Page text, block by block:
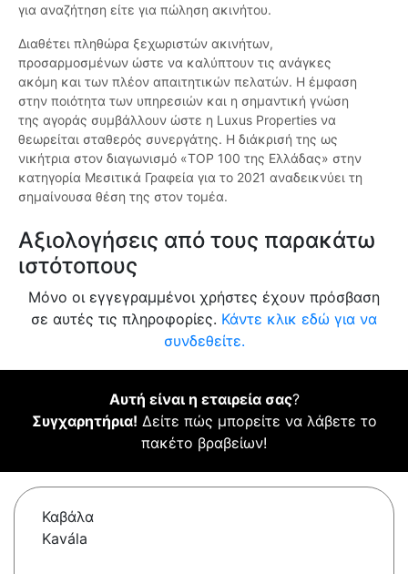
για αναζήτηση είτε για πώληση ακινήτου.
Διαθέτει πληθώρα ξεχωριστών ακινήτων,
προσαρμοσμένων ώστε να καλύπτουν τις ανάγκες
ακόμη και των πλέον απαιτητικών πελατών. Η έμφαση
στην ποιότητα των υπηρεσιών και η σημαντική γνώση
της αγοράς συμβάλλουν ώστε η Luxus Properties να
θεωρείται σταθερός συνεργάτης. Η διάκρισή της ως
νικήτρια στον διαγωνισμό «TOP 100 της Ελλάδας» στην
κατηγορία Μεσιτικά Γραφεία για το 2021 αναδεικνύει τη
σημαίνουσα θέση της στον τομέα.
Αξιολογήσεις από τους παρακάτω
ιστότοπους
Μόνο οι εγγεγραμμένοι χρήστες έχουν πρόσβαση
σε αυτές τις πληροφορίες. Κάντε κλικ εδώ για να
συνδεθείτε.
Αυτή είναι η εταιρεία σας?
Συγχαρητήρια! Δείτε πώς μπορείτε να λάβετε το
πακέτο βραβείων!
Καβάλα
Kavála